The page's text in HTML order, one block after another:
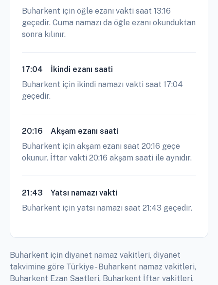
Buharkent için öğle ezanı vakti saat 13:16
geçedir. Cuma namazı da öğle ezanı okunduktan
sonra kılınır.
17:04
İkindi ezanı saati
Buharkent için ikindi namazı vakti saat 17:04
geçedir.
20:16
Akşam ezanı saati
Buharkent için akşam ezanı saat 20:16 geçe
okunur. İftar vakti 20:16 akşam saati ile aynıdır.
21:43
Yatsı namazı vakti
Buharkent için yatsı namazı saat 21:43 geçedir.
Buharkent için diyanet namaz vakitleri, diyanet
takvimine göre Türkiye - Buharkent namaz vakitleri,
Buharkent Ezan Saatleri, Buharkent İftar vakitleri,